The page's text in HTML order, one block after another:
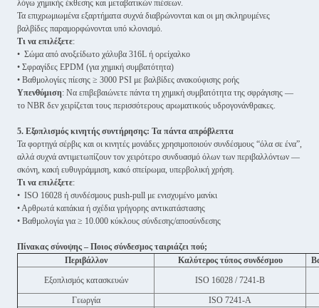
λόγω χημικής έκθεσης και μεταβατικών πιέσεων.
Τα επιχρωμιωμένα εξαρτήματα συχνά διαβρώνονται και οι μη σκληρυμένες
βαλβίδες παραμορφώνονται υπό κλονισμό.
Τι να επιλέξετε:
• Σώμα από ανοξείδωτο χάλυβα 316L ή ορείχαλκο
• Σφραγίδες EPDM (για χημική συμβατότητα)
• Βαθμολογίες πίεσης ≥ 3000 PSI με βαλβίδες ανακούφισης ροής
Υπενθύμιση: Να επιβεβαιώνετε πάντα τη χημική συμβατότητα της σφράγισης —
το NBR δεν χειρίζεται τους περισσότερους αρωματικούς υδρογονάνθρακες.
5. Εξοπλισμός κινητής συντήρησης: Τα πάντα απρόβλεπτα
Τα φορτηγά σέρβις και οι κινητές μονάδες χρησιμοποιούν συνδέσμους “όλα σε ένα”,
αλλά συχνά αντιμετωπίζουν τον χειρότερο συνδυασμό όλων των περιβαλλόντων —
σκόνη, κακή ευθυγράμμιση, κακό σπείρωμα, υπερβολική χρήση.
Τι να επιλέξετε:
• ISO 16028 ή συνδέσμους push-pull με ενισχυμένο μανίκι
• Αρθρωτά καπάκια ή σχέδια γρήγορης αντικατάστασης
• Βαθμολογία για ≥ 10.000 κύκλους σύνδεσης/αποσύνδεσης
Πίνακας σύνοψης – Ποιος σύνδεσμος ταιριάζει πού;
Περιβάλλον
Καλύτερος τύπος συνδέσμου
Εξοπλισμός κατασκευών
ISO 16028 / 7241-B
Γεωργία
ISO 7241-A